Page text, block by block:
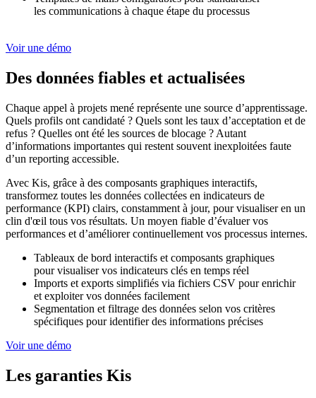
les communications à chaque étape du processus
Voir une démo
Des données fiables et actualisées
Chaque appel à projets mené représente une source d’apprentissage.
Quels profils ont candidaté ? Quels sont les taux d’acceptation et de
refus ? Quelles ont été les sources de blocage ? Autant
d’informations importantes qui restent souvent inexploitées faute
d’un reporting accessible.
Avec Kis, grâce à des composants graphiques interactifs,
transformez toutes les données collectées en indicateurs de
performance (KPI) clairs, constamment à jour, pour visualiser en un
clin d'œil tous vos résultats. Un moyen fiable d’évaluer vos
performances et d’améliorer continuellement vos processus internes.
Tableaux de bord interactifs et composants graphiques
pour visualiser vos indicateurs clés en temps réel
Imports et exports simplifiés via fichiers CSV pour enrichir
et exploiter vos données facilement
Segmentation et filtrage des données selon vos critères
spécifiques pour identifier des informations précises
Voir une démo
Les garanties Kis